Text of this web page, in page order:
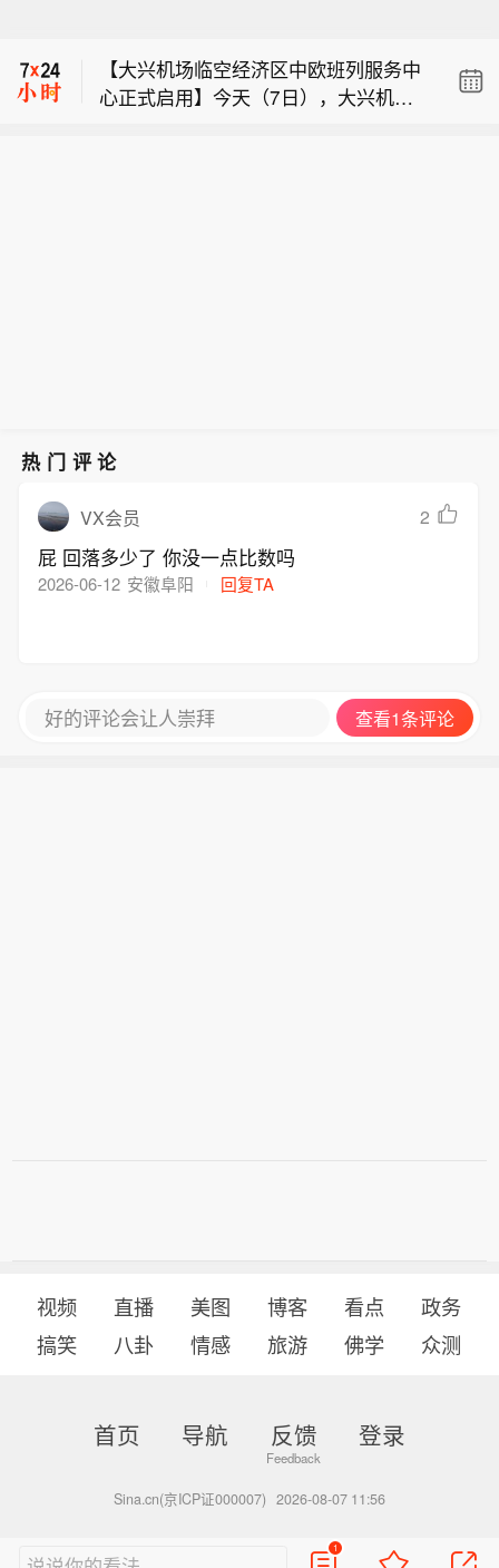
发。宝鼎科技、云南锗业、汇绿生态、
沃格光电、百花医药均4连板，一图看
【大兴机场临空经济区中欧班列服务中
心正式启用】今天（7日），大兴机场
热门评论
VX会员 2
屁 回落多少了 你没一点比数吗
2026-06-12 安徽阜阳 回复TA
好的评论会让人崇拜 查看1条评论
视频 直播 美图 博客 看点
政务
搞笑
八卦 情感 旅游 佛学 众测
首页 导航 反馈 登录
Sina.cn(京ICP证000007) 2026-08-07 11:56
1